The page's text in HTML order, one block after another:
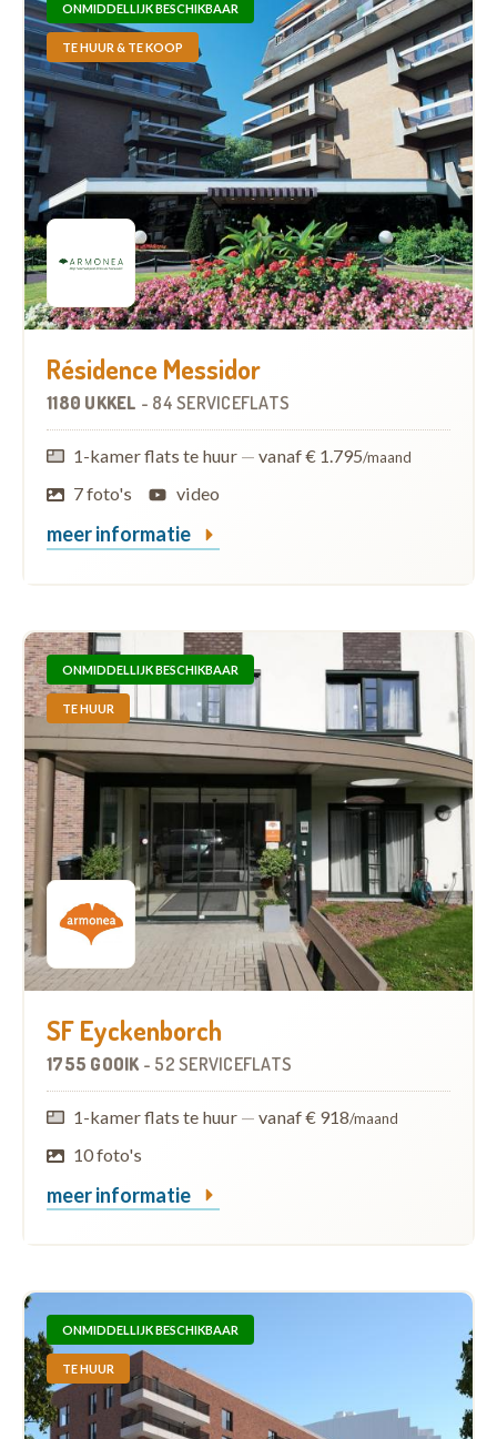
ONMIDDELLIJK BESCHIKBAAR
TE HUUR & TE KOOP
Résidence Messidor
1180 UKKEL - 84 SERVICEFLATS
1-kamer flats te huur — vanaf € 1.795/maand
7 foto's video
meer informatie
ONMIDDELLIJK BESCHIKBAAR
TE HUUR
SF Eyckenborch
1755 GOOIK - 52 SERVICEFLATS
1-kamer flats te huur — vanaf € 918/maand
10 foto's
meer informatie
ONMIDDELLIJK BESCHIKBAAR
TE HUUR